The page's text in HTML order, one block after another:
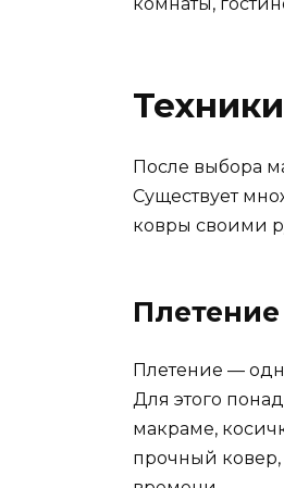
После выбора
Существует
ковры своими
Плетение
Плетение —
Для этого
макраме,
прочный ковер,